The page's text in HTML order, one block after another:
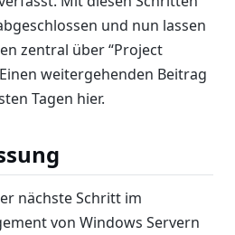
und nun lassen
zentral über “Project
weitergehenden Beitrag
Tagen hier.
nächste Schritt im
von Windows Servern